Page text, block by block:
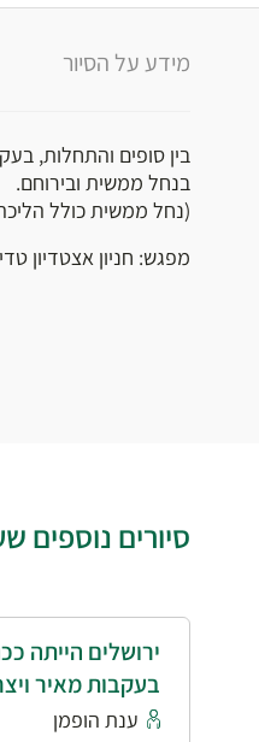
מידע על הסיור
בין סופים והתחלות,
בנחל ממשית ובירוחם.
(נחל ממשית כולל הליכה של
מפגש: חניון אצטדיון
סיורים נוספים
ירושלים הייתה
בעקבות מאיר
ענת הופמן